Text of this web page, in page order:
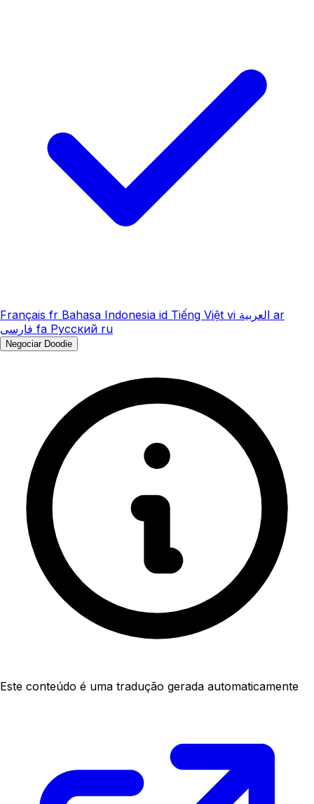
Français fr Bahasa Indonesia id Tiếng Việt vi العربية ar
فارسی fa Русский ru
Negociar Doodie
Este conteúdo é uma tradução gerada automaticamente